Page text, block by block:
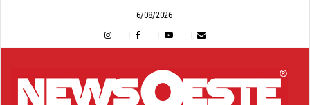
6/08/2026